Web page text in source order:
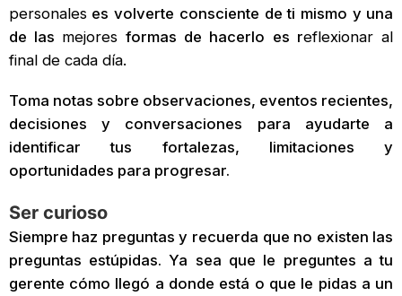
personaleses volverte consciente de ti mismo y una
de las mejores formas de hacerlo es reflexionar al
final de cada día.
Toma notas sobre observaciones, eventos recientes,
decisiones y conversaciones para ayudarte a
identificar tus fortalezas, limitaciones y
oportunidades para progresar.
Ser curioso
Siempre haz preguntas y recuerda que no existen las
preguntas estúpidas. Ya sea que le preguntes a tu
gerente cómo llegó a donde está o que le pidas a un